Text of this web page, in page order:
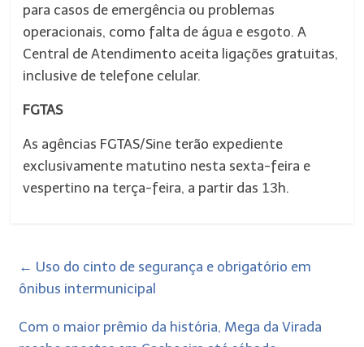
para casos de emergência ou problemas
operacionais, como falta de água e esgoto. A
Central de Atendimento aceita ligações gratuitas,
inclusive de telefone celular.
FGTAS
As agências FGTAS/Sine terão expediente
exclusivamente matutino nesta sexta-feira e
vespertino na terça-feira, a partir das 13h.
← Uso do cinto de segurança e obrigatório em
ônibus intermunicipal
Com o maior prêmio da história, Mega da Virada